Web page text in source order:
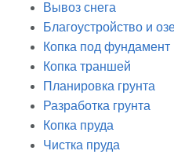
Вывоз снега
Благоустройство и
Копка под фундамент
Копка траншей
Планировка грунта
Разработка грунта
Копка пруда
Чистка пруда